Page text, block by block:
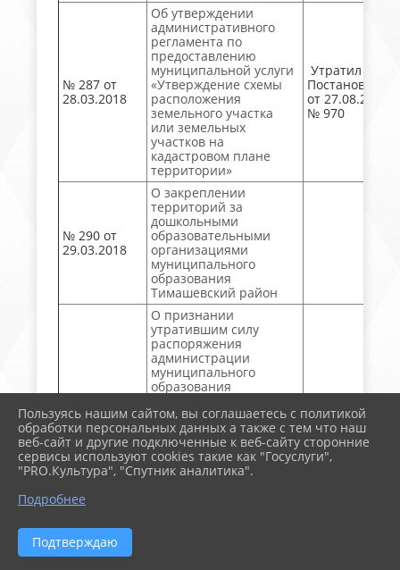
№ 287 от
28.03.2018
Об утверждении
административного
регламента по
предоставлению
муниципальной услуги
«Утверждение схемы
расположения
земельного участка
или земельных
участков на
кадастровом плане
территории»
Утратил силу.
от 27.08.2018
№ 970
№ 290 от
29.03.2018
О закреплении
территорий за
дошкольными
образовательными
организациями
муниципального
образования
Тимашевский район
№ 116-p от
04.04.2018
О признании
утратившим силу
распоряжения
администрации
муниципального
образования
24 марта 2014 года №
68-р «О создании
рабочей группы по
организации и
внедрению
Пользуясь нашим сайтом, вы соглашаетесь с политикой
обработки персональных данных а также с тем что наш
веб-сайт и другие подключенные к веб-сайту сторонние
сервисы используют cookies такие как "Госуслуги",
"PRO.Культура", "Спутник аналитика".
Подробнее
Подтверждаю